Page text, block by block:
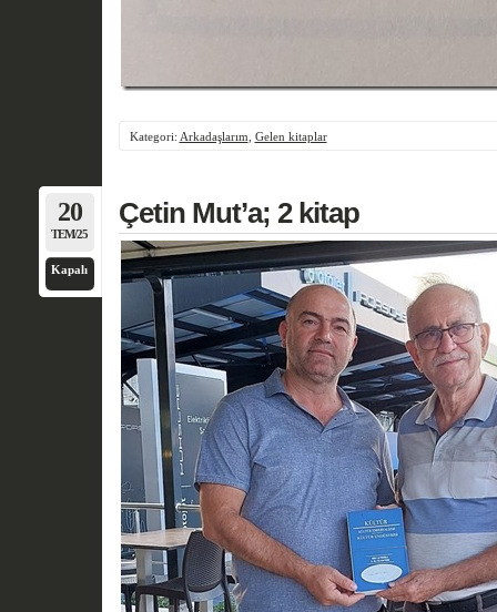
Kategori: Arkadaşlarım Gelen kitaplar
20
TEM/25
Kapalı
Çetin Mut’a; 2 kitap